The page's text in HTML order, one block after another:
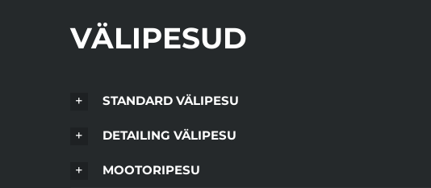
VÄLIPESUD
STANDARD VÄLIPESU
DETAILING VÄLIPESU
MOOTORIPESU